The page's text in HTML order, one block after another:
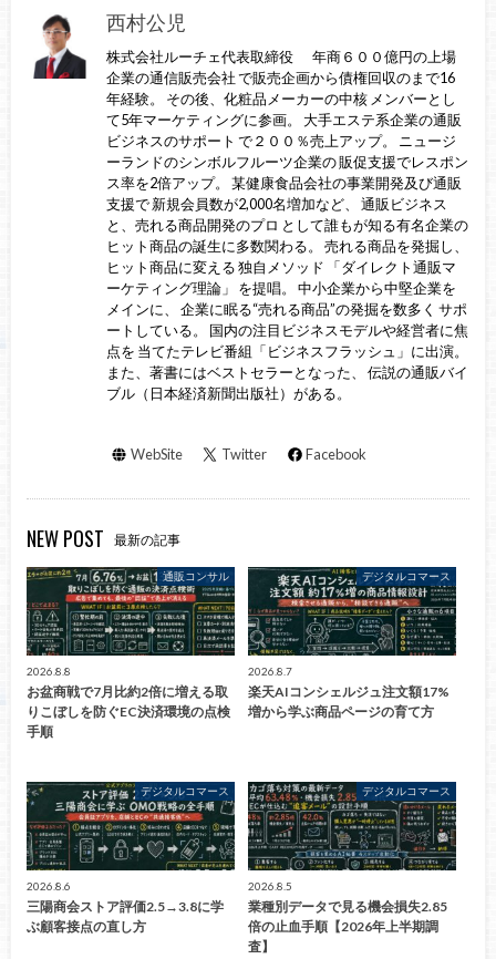
西村公児
株式会社ルーチェ代表取締役 年商６００億円の上場
企業の通信販売会社 で販売企画から債権回収のまで16
年経験。 その後、化粧品メーカーの中核 メンバーとし
て5年マーケティングに参画。 大手エステ系企業の通販
ビジネスのサポート で２００％売上アップ。 ニュージ
ーランドのシンボルフルーツ企業の 販促支援でレスポン
ス率を2倍アップ。 某健康食品会社の事業開発及び通販
支援で 新規会員数が2,000名増加など、 通販ビジネス
と、売れる商品開発のプロ として誰もが知る有名企業の
ヒット商品の誕生に多数関わる。 売れる商品を発掘し、
ヒット商品に変える 独自メソッド 「ダイレクト通販マ
ーケティング理論」 を提唱。 中小企業から中堅企業を
メインに、 企業に眠る“売れる商品”の発掘を数多く サポ
ートしている。 国内の注目ビジネスモデルや経営者に焦
点を 当てたテレビ番組「ビジネスフラッシュ」に出演。
また、著書にはベストセラーとなった、 伝説の通販バイ
ブル（日本経済新聞出版社）がある。
WebSite Twitter Facebook
NEW POST 最新の記事
通販コンサル
2026.8.8
お盆商戦で7月比約2倍に増える取
りこぼしを防ぐEC決済環境の点検
手順
デジタルコマース
2026.8.7
楽天AIコンシェルジュ注文額17%
増から学ぶ商品ページの育て方
デジタルコマース
2026.8.6
三陽商会ストア評価2.5→3.8に学
ぶ顧客接点の直し方
デジタルコマース
2026.8.5
業種別データで見る機会損失2.85
倍の止血手順【2026年上半期調
査】